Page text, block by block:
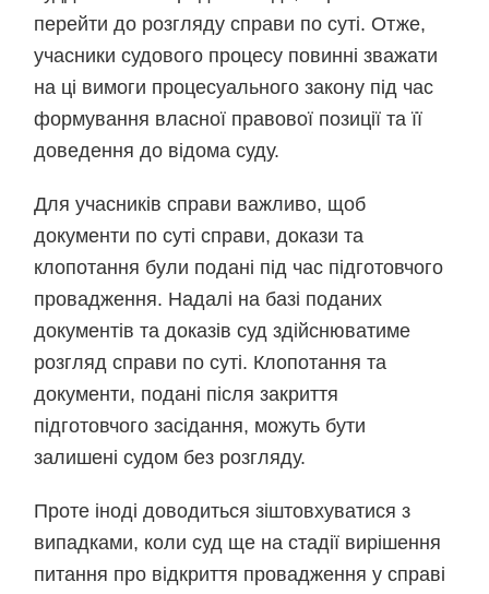
перейти до розгляду справи по суті. Отже,
учасники судового процесу повинні зважати
на ці вимоги процесуального закону під час
формування власної правової позиції та її
доведення до відома суду.
Для учасників справи важливо, щоб
документи по суті справи, докази та
клопотання були подані під час підготовчого
провадження. Надалі на базі поданих
документів та доказів суд здійснюватиме
розгляд справи по суті. Клопотання та
документи, подані після закриття
підготовчого засідання, можуть бути
залишені судом без розгляду.
Проте іноді доводиться зіштовхуватися з
випадками, коли суд ще на стадії вирішення
питання про відкриття провадження у справі